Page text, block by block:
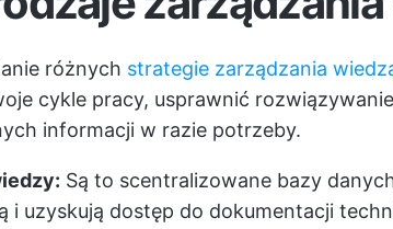
różnych strategie zarządzania
cykle pracy, usprawnić
informacji w razie potrzeby.
Są to scentralizowane bazy
i uzyskują dostęp do dokumentacji